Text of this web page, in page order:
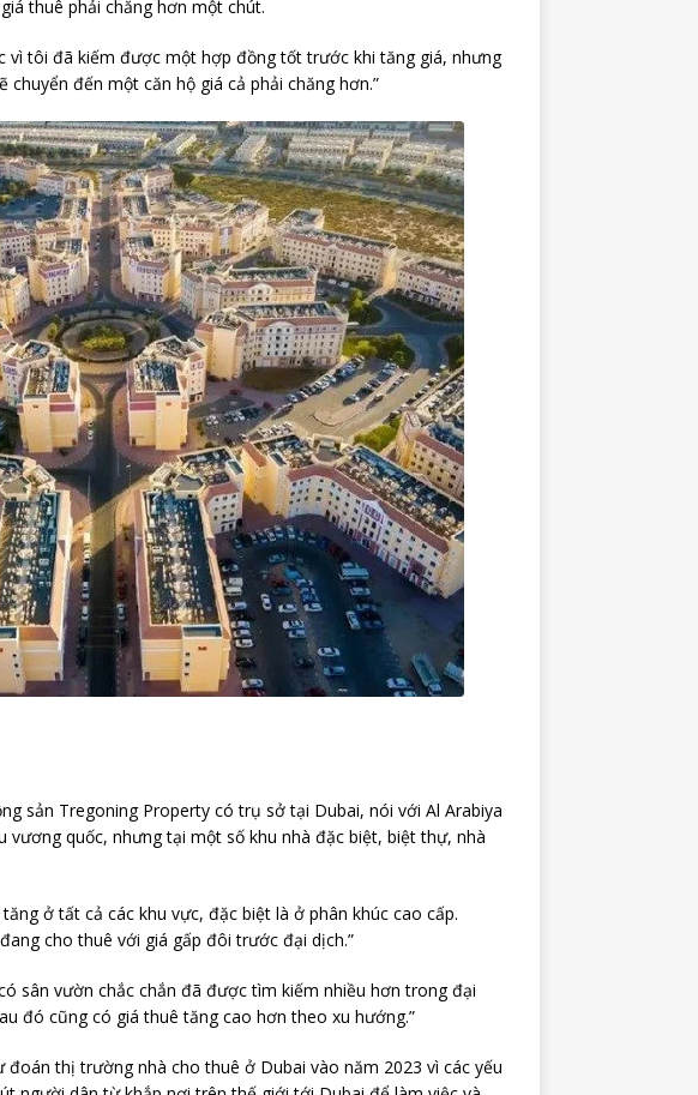
thuê phải chăng hơn một chút.
vì tôi đã kiếm được một hợp đồng tốt trước khi tăng giá, nhưng
đến một căn hộ giá cả phải chăng hơn.”
sản Tregoning Property có trụ sở tại Dubai, nói với Al Arabiya
vương quốc, nhưng tại một số khu nhà đặc biệt, biệt thự, nhà
ở tất cả các khu vực, đặc biệt là ở phân khúc cao cấp.
cho thuê với giá gấp đôi trước đại dịch.”
sân vườn chắc chắn đã được tìm kiếm nhiều hơn trong đại
đó cũng có giá thuê tăng cao hơn theo xu hướng.”
thị trường nhà cho thuê ở Dubai vào năm 2023 vì các yếu